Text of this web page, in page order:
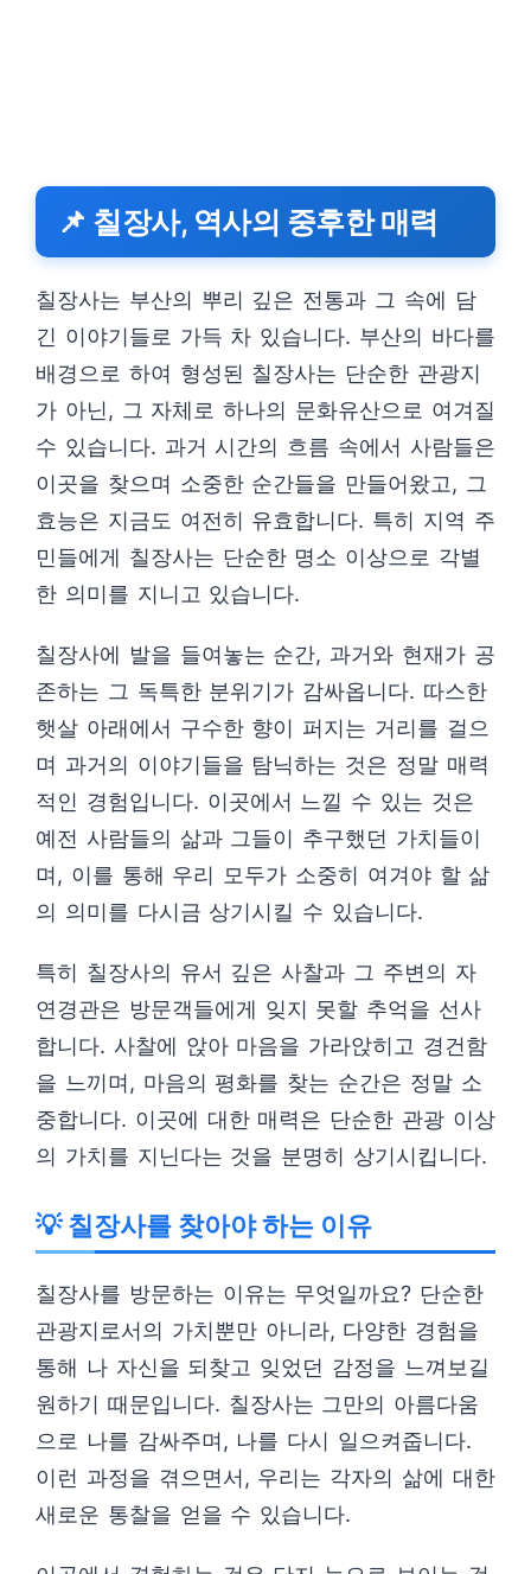
📌 칠장사, 역사의 중후한 매력
칠장사는 부산의 뿌리 깊은 전통과 그 속에 담
긴 이야기들로 가득 차 있습니다. 부산의 바다를
배경으로 하여 형성된 칠장사는 단순한 관광지
가 아닌, 그 자체로 하나의 문화유산으로 여겨질
수 있습니다. 과거 시간의 흐름 속에서 사람들은
이곳을 찾으며 소중한 순간들을 만들어왔고, 그
효능은 지금도 여전히 유효합니다. 특히 지역 주
민들에게 칠장사는 단순한 명소 이상으로 각별
한 의미를 지니고 있습니다.
칠장사에 발을 들여놓는 순간, 과거와 현재가 공
존하는 그 독특한 분위기가 감싸옵니다. 따스한
햇살 아래에서 구수한 향이 퍼지는 거리를 걸으
며 과거의 이야기들을 탐닉하는 것은 정말 매력
적인 경험입니다. 이곳에서 느낄 수 있는 것은
예전 사람들의 삶과 그들이 추구했던 가치들이
며, 이를 통해 우리 모두가 소중히 여겨야 할 삶
의 의미를 다시금 상기시킬 수 있습니다.
특히 칠장사의 유서 깊은 사찰과 그 주변의 자
연경관은 방문객들에게 잊지 못할 추억을 선사
합니다. 사찰에 앉아 마음을 가라앉히고 경건함
을 느끼며, 마음의 평화를 찾는 순간은 정말 소
중합니다. 이곳에 대한 매력은 단순한 관광 이상
의 가치를 지닌다는 것을 분명히 상기시킵니다.
💡 칠장사를 찾아야 하는 이유
칠장사를 방문하는 이유는 무엇일까요? 단순한
관광지로서의 가치뿐만 아니라, 다양한 경험을
통해 나 자신을 되찾고 잊었던 감정을 느껴보길
원하기 때문입니다. 칠장사는 그만의 아름다움
으로 나를 감싸주며, 나를 다시 일으켜줍니다.
이런 과정을 겪으면서, 우리는 각자의 삶에 대한
새로운 통찰을 얻을 수 있습니다.